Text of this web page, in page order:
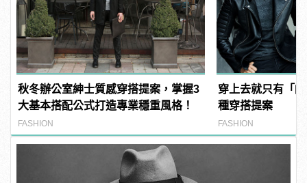
秋冬辦公室紳士質感穿搭提案，掌握3
大基本搭配公式打造專業穩重風格！
FASHION
穿上去就只有「
種穿搭提案
FASHION